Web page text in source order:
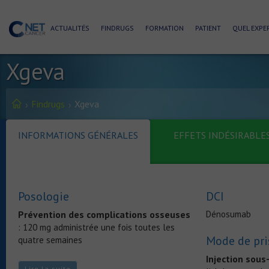
ACTUALITÉS FINDRUGS FORMATION PATIENT QUEL
Xgeva
Findrugs Xgeva
INFORMATIONS GÉNÉRALES EFFETS
Posologie
Prévention des complications osseuses
: 120 mg administrée une fois toutes les
quatre semaines
Tumeur osseuse à cellules géantes
DCI
Dénosumab
Mode de
Injection